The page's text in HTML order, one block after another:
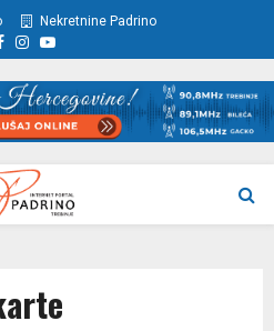
Nekretnine Padrino
Facebook
Instagram
Youtube